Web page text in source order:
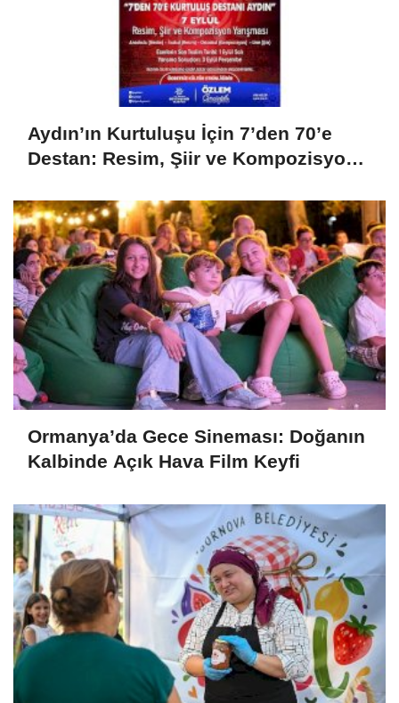
Aydın’ın Kurtuluşu İçin 7’den 70’e
Destan: Resim, Şiir ve Kompozisyon
Ormanya’da Gece Sineması: Doğanın
Kalbinde Açık Hava Film Keyfi